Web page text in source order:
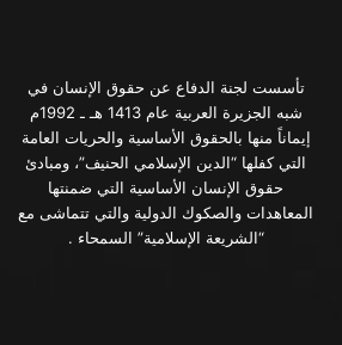
تأسست لجنة الدفاع عن حقوق الإنسان في
شبه الجزيرة العربية عام 1413 هـ ـ 1992م
إيماناً منها بالحقوق الأساسية والحريات العامة
التي كفلها “الدين الإسلامي الحنيف”، ومبادئ
حقوق الإنسان الأساسية التي ضمنتها
المعاهدات والصكوك الدولية والتي تتماشى مع
“الشريعة الإسلامية” السمحاء .